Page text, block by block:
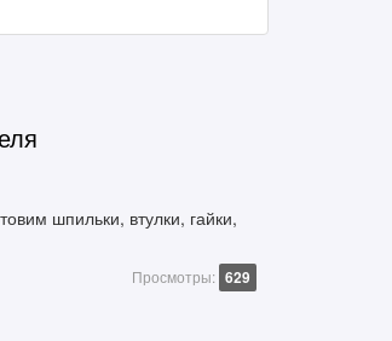
шпильки, втулки, гайки,
Просмотры: 629